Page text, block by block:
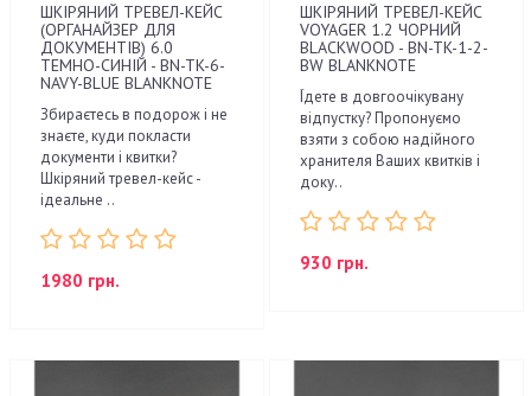
ШКІРЯНИЙ ТРЕВЕЛ-КЕЙС
(ОРГАНАЙЗЕР ДЛЯ
ДОКУМЕНТІВ) 6.0
ТЕМНО-СИНІЙ - BN-TK-6-
NAVY-BLUE BLANKNOTE
Збираєтесь в подорож і не
знаєте, куди покласти
документи і квитки?
Шкіряний тревел-кейс -
ідеальне ..
1980 грн.
ШКІРЯНИЙ ТРЕВЕЛ-КЕЙС
VOYAGER 1.2 ЧОРНИЙ
BLACKWOOD - BN-TK-1-2-
BW BLANKNOTE
Їдете в довгоочікувану
відпустку? Пропонуємо
взяти з собою надійного
хранителя Ваших квитків і
доку..
930 грн.